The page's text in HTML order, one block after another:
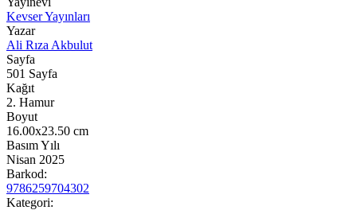
Kevser Yayınları
Yazar
Ali Rıza Akbulut
Sayfa
501 Sayfa
Kağıt
2. Hamur
Boyut
16.00x23.50 cm
Basım Yılı
Nisan 2025
Barkod:
9786259704302
Kategori: